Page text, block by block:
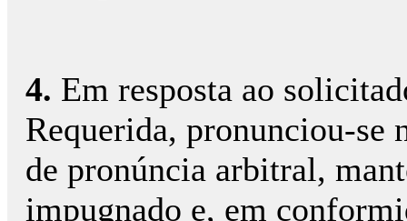
4. Em resposta ao
Requerida, pronunciou-se
de pronúncia arbitral,
impugnado e, em